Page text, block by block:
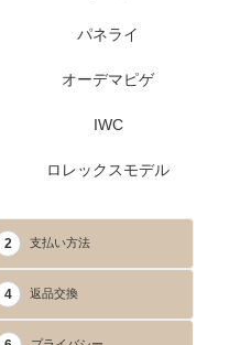
パネライ
オーデマピゲ
IWC
ロレックスモデル
2 支払い方法
4 返品交換